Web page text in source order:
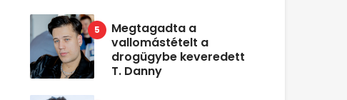
Megtagadta a
vallomástételt a
drogügybe keveredett
T. Danny